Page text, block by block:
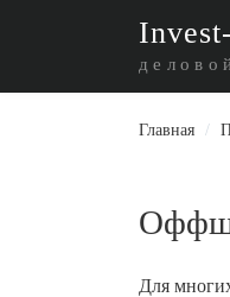
I
Главная /
Для